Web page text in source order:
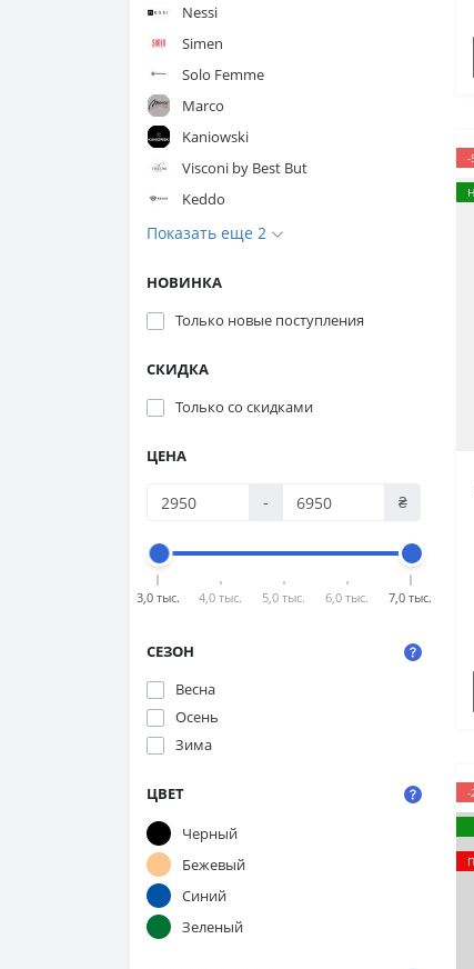
Nessi
Simen
Solo Femme
Marco
Kaniowski
Visconi by Best But
Keddo
Показать еще 2
НОВИНКА
Только новые поступления
СКИДКА
Только со cкидками
ЦЕНА
- ₴
3,0 тыс. 4,0 тыс. 5,0 тыс. 6,0 тыс. 7,0 тыс.
СЕЗОН
Весна
Осень
Зима
ЦВЕТ
Черный
Бежевый
Синий
Зеленый
-
-